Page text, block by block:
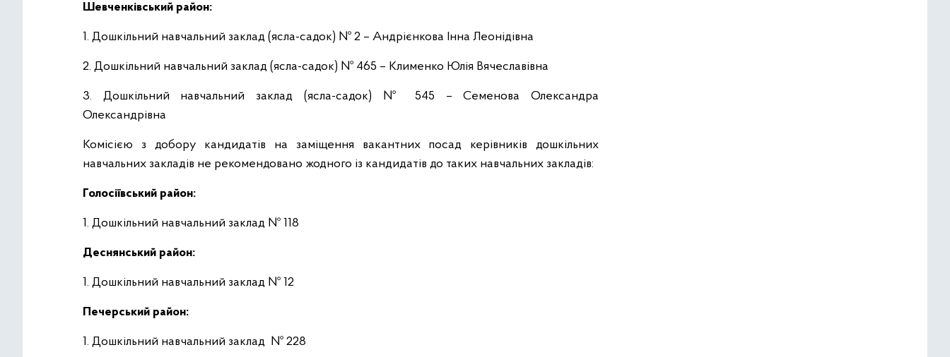
Шевченківський район:
1. Дошкільний навчальний заклад (ясла-садок) № 2 – Андрієнкова Інна Леонідівна
2. Дошкільний навчальний заклад (ясла-садок) № 465 – Клименко Юлія Вячеславівна
3. Дошкільний навчальний заклад (ясла-садок) № 545 – Семенова Олександра
Олександрівна
Комісією з добору кандидатів на заміщення вакантних посад керівників дошкільних
навчальних закладів не рекомендовано жодного із кандидатів до таких навчальних закладів:
Голосіївський район:
1. Дошкільний навчальний заклад № 118
Деснянський район:
1. Дошкільний навчальний заклад № 12
Печерський район:
1. Дошкільний навчальний заклад № 228